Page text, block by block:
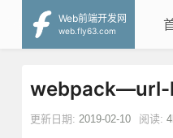
Web前端开发网
web.fly63.com
webpack—url-
更新日期: 2019-02-10 阅读: